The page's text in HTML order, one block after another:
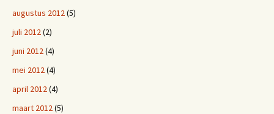
augustus 2012(5)
juli 2012(2)
juni 2012(4)
mei 2012(4)
april 2012(4)
maart 2012(5)